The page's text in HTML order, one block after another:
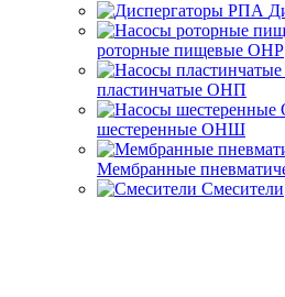
роторные пищевые ОНР
пластинчатые ОНП
шестеренные ОНШ
Мембранные
Смесители